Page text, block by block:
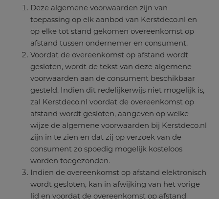
Deze algemene voorwaarden zijn van
toepassing op elk aanbod van Kerstdeco.nl en
op elke tot stand gekomen overeenkomst op
afstand tussen ondernemer en consument.
Voordat de overeenkomst op afstand wordt
gesloten, wordt de tekst van deze algemene
voorwaarden aan de consument beschikbaar
gesteld. Indien dit redelijkerwijs niet mogelijk is,
zal Kerstdeco.nl voordat de overeenkomst op
afstand wordt gesloten, aangeven op welke
wijze de algemene voorwaarden bij Kerstdeco.nl
zijn in te zien en dat zij op verzoek van de
consument zo spoedig mogelijk kosteloos
worden toegezonden.
Indien de overeenkomst op afstand elektronisch
wordt gesloten, kan in afwijking van het vorige
lid en voordat de overeenkomst op afstand